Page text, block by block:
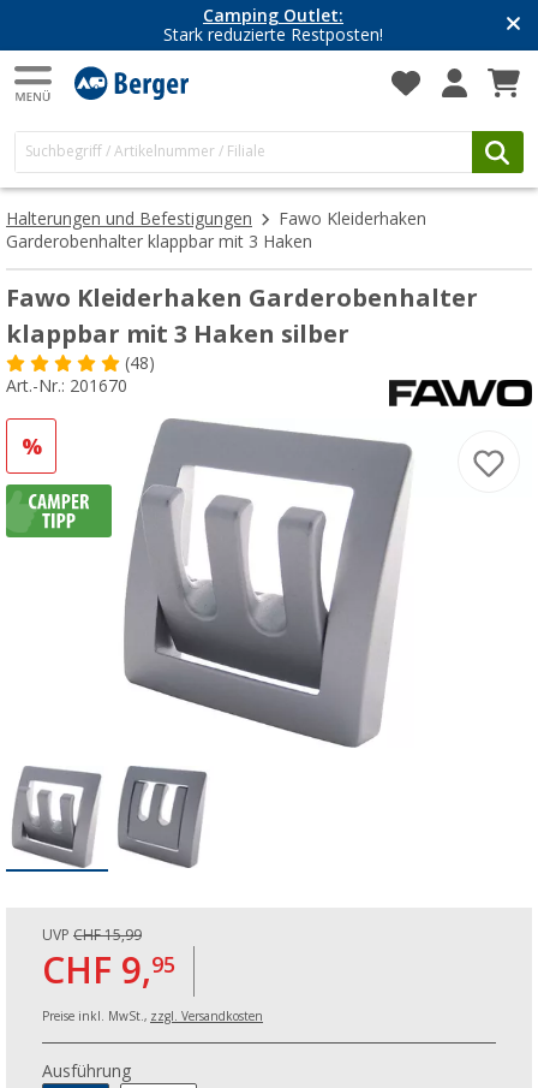
Camping Outlet:
Stark reduzierte Restposten!
Halterungen und Befestigungen
Fawo Kleiderhaken
Garderobenhalter klappbar mit 3 Haken
Fawo Kleiderhaken Garderobenhalter
klappbar mit 3 Haken silber
(48)
Art.-Nr.: 201670
%
UVP CHF 15,99
CHF 9,95
Preise inkl. MwSt., zzgl. Versandkosten
Ausführung